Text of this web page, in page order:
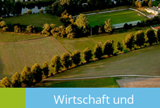
Wirtschaft und